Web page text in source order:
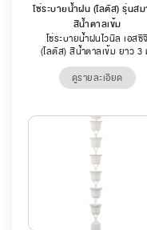
โซ่ระบายน้ำฝน (โลตัส) รุ่นส
สีน้ำตาลเข้ม
โซ่ระบายน้ำฝนไวนิล เอสซีจี
(โลตัส) สีน้ำตาลเข้ม ยาว 3
ดูรายละเอียด